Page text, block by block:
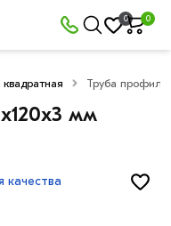
0 0
квадратная Труба
мм
качества